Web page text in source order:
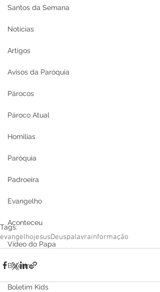
Santos da Semana
Notícias
Artigos
Avisos da Paróquia
Párocos
Pároco Atual
Homilias
Paróquia
Padroeira
Evangelho
Aconteceu
Video do Papa
Boletim
Boletim Kids
Tags:
evangelhojesusDeuspalavrainformação